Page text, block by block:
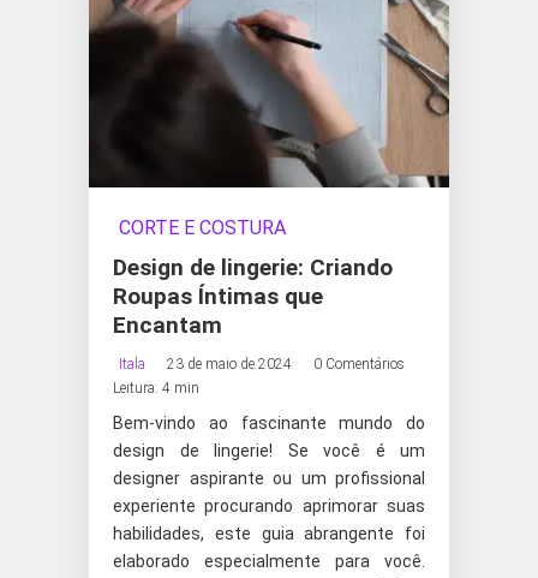
CORTE E COSTURA
Design de lingerie: Criando
Roupas Íntimas que
Encantam
Itala 23 de maio de 2024
0 Comentários
Leitura: 4 min
Bem-vindo ao fascinante mundo do
design de lingerie! Se você é um
designer aspirante ou um profissional
experiente procurando aprimorar suas
habilidades, este guia abrangente foi
elaborado especialmente para você.